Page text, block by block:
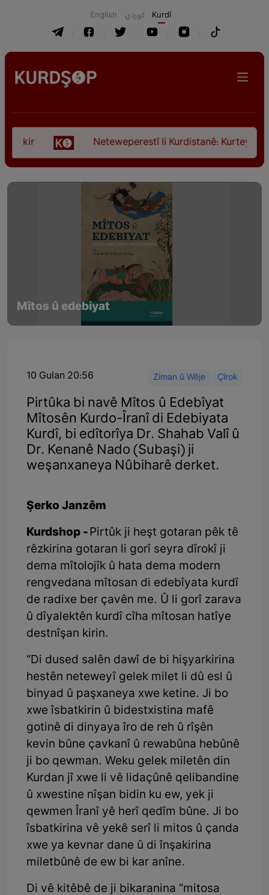
English كوردی Kurdî
Neteweperestî li Kurdistanê: Kurteya
Mîtos û edebiyat
10 Gulan 20:56 Ziman û Wêje Çîrok
Pirtûka bi navê Mîtos û Edebîyat
Mîtosên Kurdo-Îranî di Edebiyata
Kurdî, bi edîtorîya Dr. Shahab Valî û
Dr. Kenanê Nado (Subaşi) ji
weşanxaneya Nûbiharê derket.
Şerko Janzêm
Kurdshop -Pirtûk ji heşt gotaran pêk tê
rêzkirina gotaran li gorî seyra dîrokî ji
dema mîtolojîk û hata dema modern
rengvedana mîtosan di edebîyata kurdî
de radixe ber çavên me. Û li gorî zarava
û dîyalektên kurdî cîha mîtosan hatîye
destnîşan kirin.
“Di dused salên dawî de bi hişyarkirina
hestên neteweyî gelek milet li dû esl û
binyad û paşxaneya xwe ketine. Ji bo
xwe îsbatkirin û bidestxistina mafê
gotinê di dinyaya îro de reh û rîşên
kevin bûne çavkanî û rewabûna hebûnê
ji bo qewman. Weku gelek miletên din
Kurdan jî xwe li vê lidaçûnê qelibandine
û xwestine nîşan bidin ku ew, yek ji
qewmen Îranî yê herî qedîm bûne. Ji bo
îsbatkirina vê yekê serî li mitos û çanda
xwe ya kevnar dane û di înşakirina
miletbûnê de ew bi kar anîne.
Di vê kitêbê de ji bikaranina “mitosa